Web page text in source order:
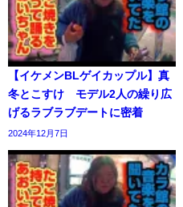
【イケメンBLゲイカップル】真
冬とこすけ モデル2人の繰り広
げるラブラブデートに密着
2024年12月7日